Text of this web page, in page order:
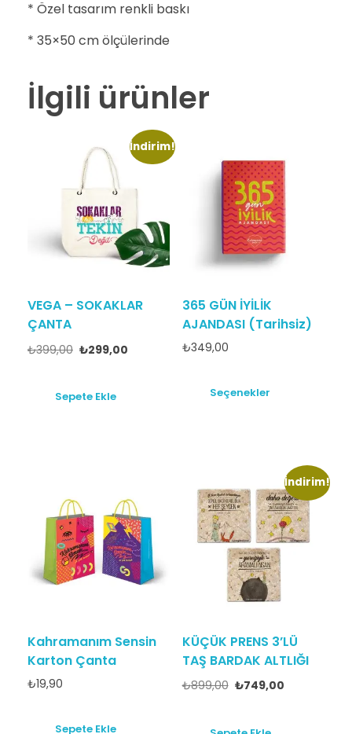
* Özel tasarım renkli baskı
* 35×50 cm ölçülerinde
İlgili ürünler
İndirim!
VEGA – SOKAKLAR
ÇANTA
₺399,00 ₺299,00
Sepete Ekle
365 GÜN İYİLİK
AJANDASI (Tarihsiz)
₺349,00
Seçenekler
Kahramanım Sensin
Karton Çanta
₺19,90
Sepete Ekle
İndirim!
KÜÇÜK PRENS 3’LÜ
TAŞ BARDAK ALTLIĞI
₺899,00 ₺749,00